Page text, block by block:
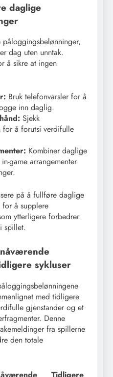
daglige
dag uten unntak.
å sikre at ingen
Bruk telefonvarsler for å
inn daglig.
Sjekk
for å forutsi verdifulle
Kombiner daglige
game arrangementer
på å fullføre daglige
å supplere
ytterligere forbedrer
spillet.
sykluser
med tidligere
gjenstander og et
Denne
fra spillerne
den totale